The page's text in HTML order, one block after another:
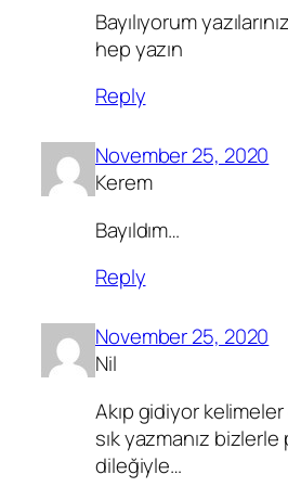
Bayılıyorum
hep yazın
Reply
November 25, 2020
Kerem
Bayıldım…
Reply
November 25, 2020
Nil
Akıp gidiyor
sık yazmanız bizlerle
dileğiyle…